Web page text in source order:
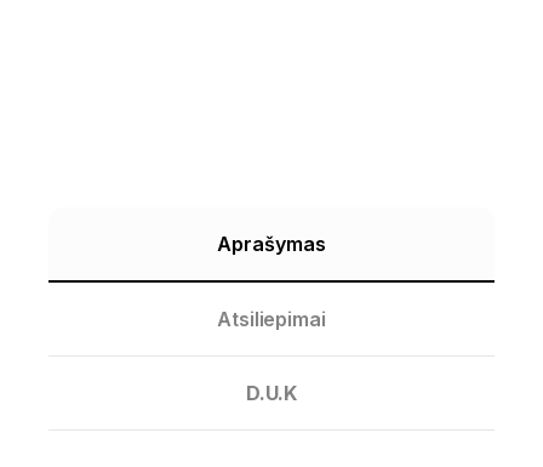
Aprašymas
Atsiliepimai
D.U.K